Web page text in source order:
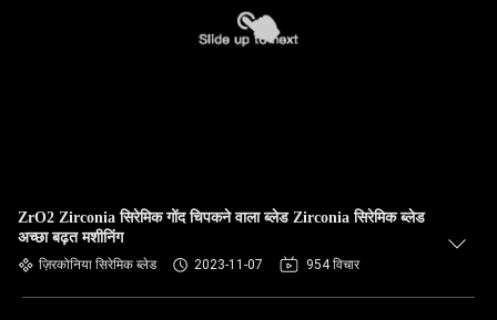
ZrO2 Zirconia सिरेमिक गोंद चिपकने वाला ब्लेड Zirconia सिरेमिक ब्लेड
अच्छा बढ़त मशीनिंग
ज़िरकोनिया सिरेमिक ब्लेड 2023-11-07 954 विचार